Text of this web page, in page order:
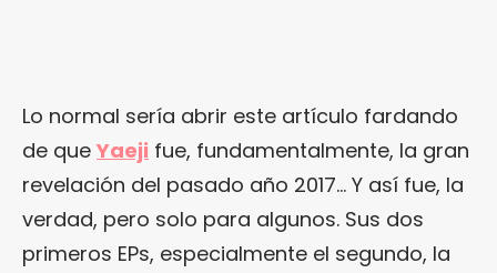
Lo normal sería abrir este artículo fardando
de que Yaeji fue, fundamentalmente, la gran
revelación del pasado año 2017… Y así fue, la
verdad, pero solo para algunos. Sus dos
primeros EPs, especialmente el segundo, la